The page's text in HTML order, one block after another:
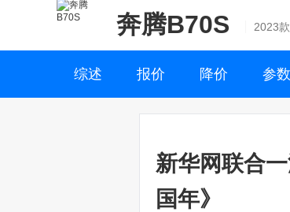
奔腾B70S 2023款
综述 报价 降价 参
新华网联合
国年》